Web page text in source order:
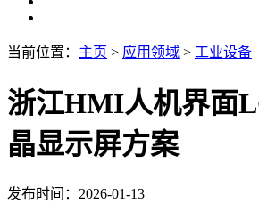
当前位置： 主页 > 应用领域 > 工业设备
浙江HMI人机界面
晶显示屏方案
发布时间：2026-01-13